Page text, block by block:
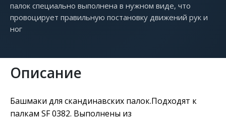
палок специально выполнена в нужном виде, что
провоцирует правильную постановку движений рук и
ног
Описание
Башмаки для скандинавских палок.Подходят к
палкам SF 0382. Выполнены из